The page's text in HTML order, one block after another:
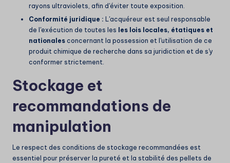
rayons ultraviolets, afin d'éviter toute exposition.
Conformité juridique : L'acquéreur est seul responsable
de l'exécution de toutes les les lois locales, étatiques et
nationales concernant la possession et l'utilisation de ce
produit chimique de recherche dans sa juridiction et de s'y
conformer strictement.
Stockage et
recommandations de
manipulation
Le respect des conditions de stockage recommandées est
essentiel pour préserver la pureté et la stabilité des pellets de